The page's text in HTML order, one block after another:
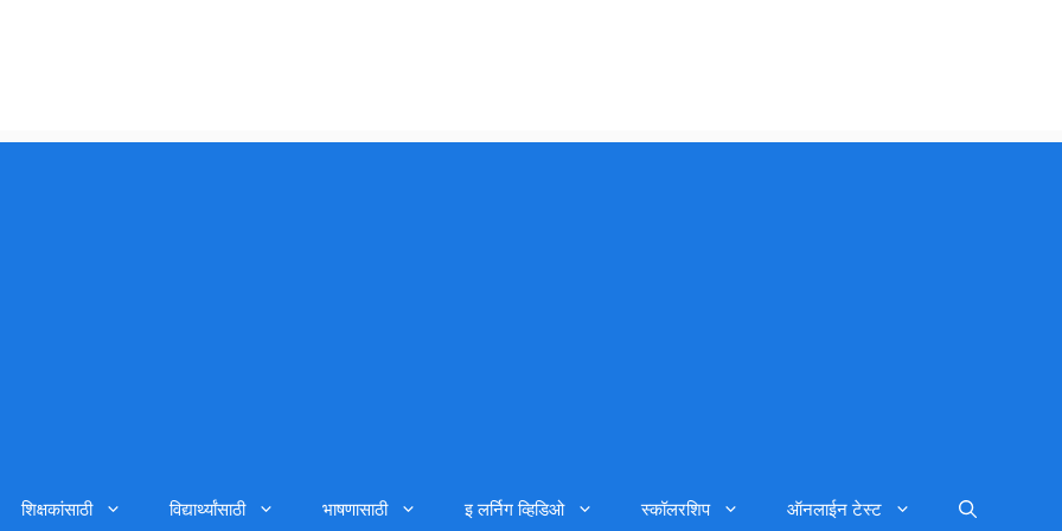
शिक्षकांसाठी विद्यार्थ्यांसाठी भाषणासाठी इ लर्निग व्हिडिओ स्कॉलरशिप ऑनलाईन टेस्ट